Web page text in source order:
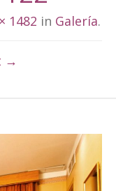
1482 in Galería.
→